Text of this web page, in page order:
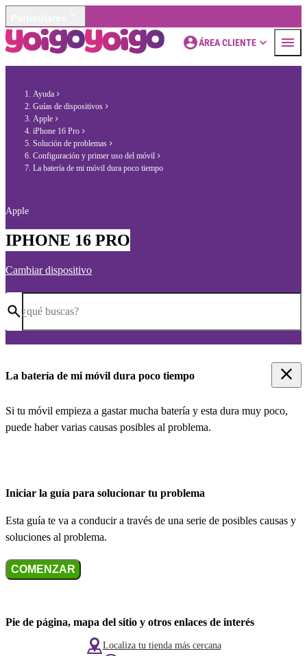
ÁREA CLIENTE
Ayuda
Guías de dispositivos
Apple
iPhone 16 Pro
Solución de problemas
Configuración y primer uso del móvil
La batería de mi móvil dura poco tiempo
Apple
IPHONE 16 PRO
Cambiar dispositivo
¿qué buscas?
La batería de mi móvil dura poco tiempo
Si tu móvil empieza a gastar mucha batería y esta dura muy poco,
puede haber varias causas posibles al problema.
Iniciar la guía para solucionar tu problema
Esta guía te va a conducir a través de una serie de posibles causas y
soluciones al problema.
COMENZAR
Pie de página, mapa del sitio y otros enlaces de interés
Localiza tu tienda más cercana